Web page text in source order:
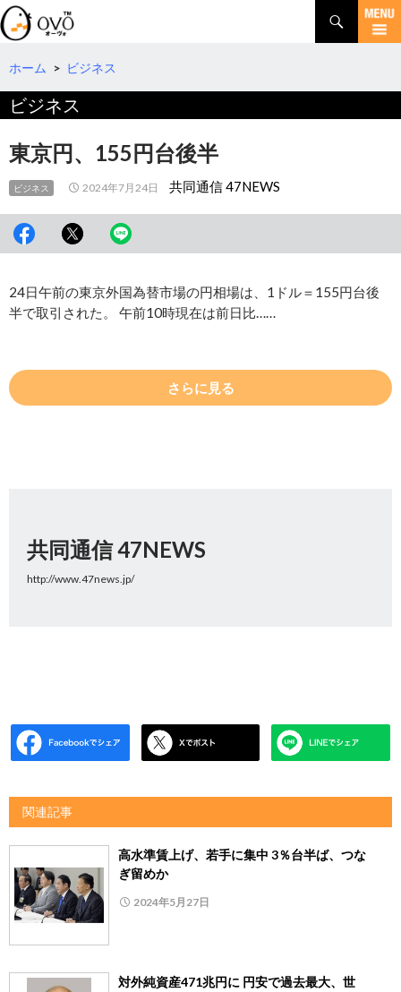
検
索
コ
テ
へ
移
動
ホーム > ビジネス
ビジネス
東京円、155円台後半
ビジネス 2024年7月24日 共同通信 47NEWS
24日午前の東京外国為替市場の円相場は、1ドル＝155円台後
半で取引された。 午前10時現在は前日比……
さらに見る
共同通信 47NEWS
http://www.47news.jp/
関連記事
高水準賃上げ、若手に集中 3％台半ば、つな
ぎ留めか
2024年5月27日
対外純資産471兆円に 円安で過去最大、世